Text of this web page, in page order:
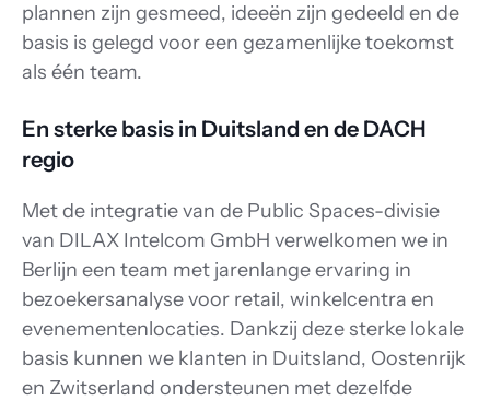
plannen zijn gesmeed, ideeën zijn gedeeld en de
basis is gelegd voor een gezamenlijke toekomst
als één team.
En sterke basis in Duitsland en de DACH
regio
Met de integratie van de Public Spaces-divisie
van DILAX Intelcom GmbH verwelkomen we in
Berlijn een team met jarenlange ervaring in
bezoekersanalyse voor retail, winkelcentra en
evenementenlocaties. Dankzij deze sterke lokale
basis kunnen we klanten in Duitsland, Oostenrijk
en Zwitserland ondersteunen met dezelfde